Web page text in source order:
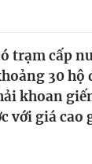
trạm cấp
30
khoan
với giá cao